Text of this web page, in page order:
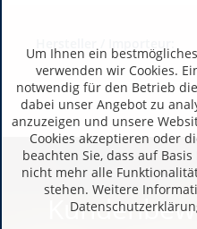
Um Ihnen ein
verwenden wir Cookies.
notwendig für den Betrieb
dabei unser Angebot zu
anzuzeigen und unsere
Cookies akzeptieren oder
beachten Sie, dass auf
nicht mehr alle
stehen. Weitere